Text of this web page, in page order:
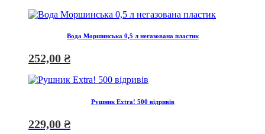
Вода Моршинська 0,5 л негазована пластик
252,00 ₴
Рушник Extra! 500 відривів
229,00 ₴